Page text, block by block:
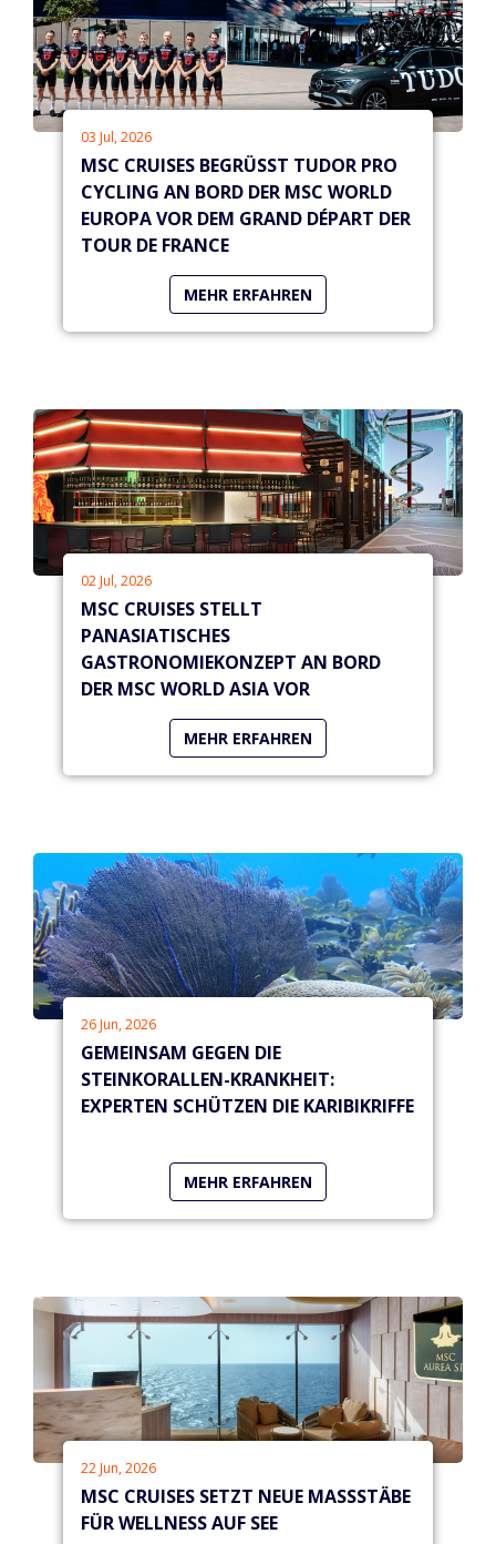
03 Jul, 2026
MSC CRUISES BEGRÜSST TUDOR PRO C
YCLING AN BORD DER MSC WORLD E
UROPA VOR DEM GRAND DÉPART DER T
OUR DE FRANCE
MEHR ERFAHREN
02 Jul, 2026
MSC CRUISES STELLT
PANASIATISCHES
GASTRONOMIEKONZEPT AN BORD
DER MSC WORLD ASIA VOR
MEHR ERFAHREN
26 Jun, 2026
GEMEINSAM GEGEN DIE
STEINKORALLEN-KRANKHEIT:
EXPERTEN SCHÜTZEN DIE KARIBIKRIFFE
MEHR ERFAHREN
22 Jun, 2026
MSC CRUISES SETZT NEUE MASSSTÄBE F
ÜR WELLNESS AUF SEE